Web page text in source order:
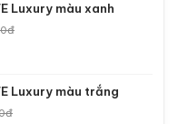
Luxury màu xanh
Luxury màu trắng